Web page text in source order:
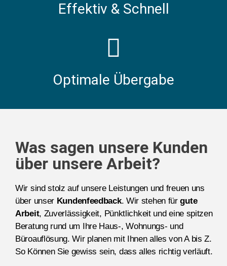
Effektiv & Schnell
Optimale Übergabe
Was sagen unsere Kunden
über unsere Arbeit?
Wir sind stolz auf unsere Leistungen und freuen uns
über unser Kundenfeedback. Wir stehen fürgute
Arbeit, Zuverlässigkeit, Pünktlichkeit und eine spitzen
Beratung rund um Ihre Haus-, Wohnungs- und
Büroauflösung. Wir planen mit Ihnen alles von A bis Z.
So Können Sie gewiss sein, dass alles richtig verläuft.